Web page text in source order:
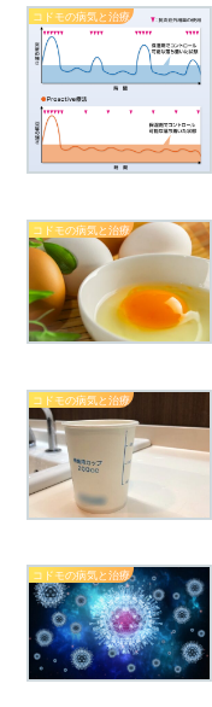
コドモの病気と治療
コドモの病気と治療
コドモの病気と治療
コドモの病気と治療